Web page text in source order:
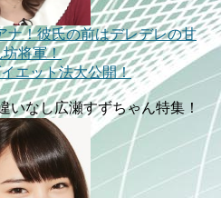
ナ！彼氏の前はデレデレの甘
坊将軍！
エット法大公開！
いなし広瀬すずちゃん特集！